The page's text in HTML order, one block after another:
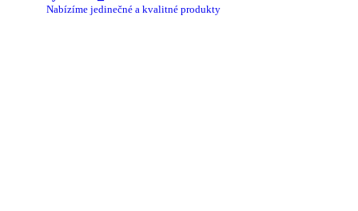
Nabízíme jedinečné a kvalitné produkty